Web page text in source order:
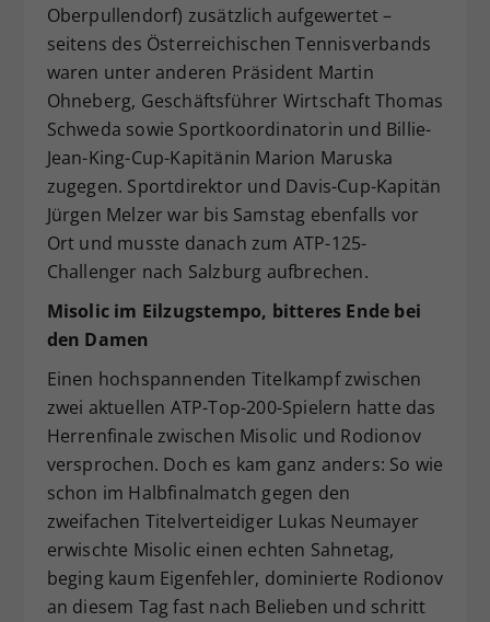
Oberpullendorf) zusätzlich aufgewertet –
seitens des Österreichischen Tennisverbands
waren unter anderen Präsident Martin
Ohneberg, Geschäftsführer Wirtschaft Thomas
Schweda sowie Sportkoordinatorin und Billie-
Jean-King-Cup-Kapitänin Marion Maruska
zugegen. Sportdirektor und Davis-Cup-Kapitän
Jürgen Melzer war bis Samstag ebenfalls vor
Ort und musste danach zum ATP-125-
Challenger nach Salzburg aufbrechen.
Misolic im Eilzugstempo, bitteres Ende bei
den Damen
Einen hochspannenden Titelkampf zwischen
zwei aktuellen ATP-Top-200-Spielern hatte das
Herrenfinale zwischen Misolic und Rodionov
versprochen. Doch es kam ganz anders: So wie
schon im Halbfinalmatch gegen den
zweifachen Titelverteidiger Lukas Neumayer
erwischte Misolic einen echten Sahnetag,
beging kaum Eigenfehler, dominierte Rodionov
an diesem Tag fast nach Belieben und schritt